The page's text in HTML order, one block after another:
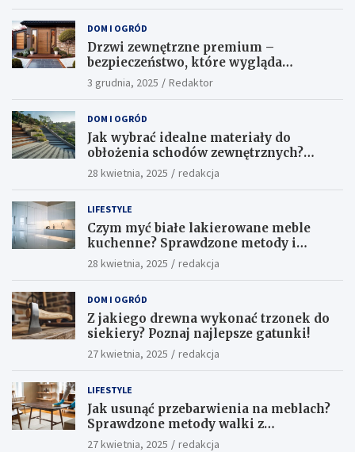
DOM I OGRÓD
Drzwi zewnętrzne premium –
bezpieczeństwo, które wygląda
ekskluzywnie
3 grudnia, 2025 Redaktor
DOM I OGRÓD
Jak wybrać idealne materiały do
obłożenia schodów zewnętrznych?
Praktyczne porady i inspiracje
28 kwietnia, 2025 redakcja
LIFESTYLE
Czym myć białe lakierowane meble
kuchenne? Sprawdzone metody i
skuteczne środki
28 kwietnia, 2025 redakcja
DOM I OGRÓD
Z jakiego drewna wykonać trzonek do
siekiery? Poznaj najlepsze gatunki!
27 kwietnia, 2025 redakcja
LIFESTYLE
Jak usunąć przebarwienia na meblach?
Sprawdzone metody walki z
uciążliwymi plamami!
27 kwietnia, 2025 redakcja